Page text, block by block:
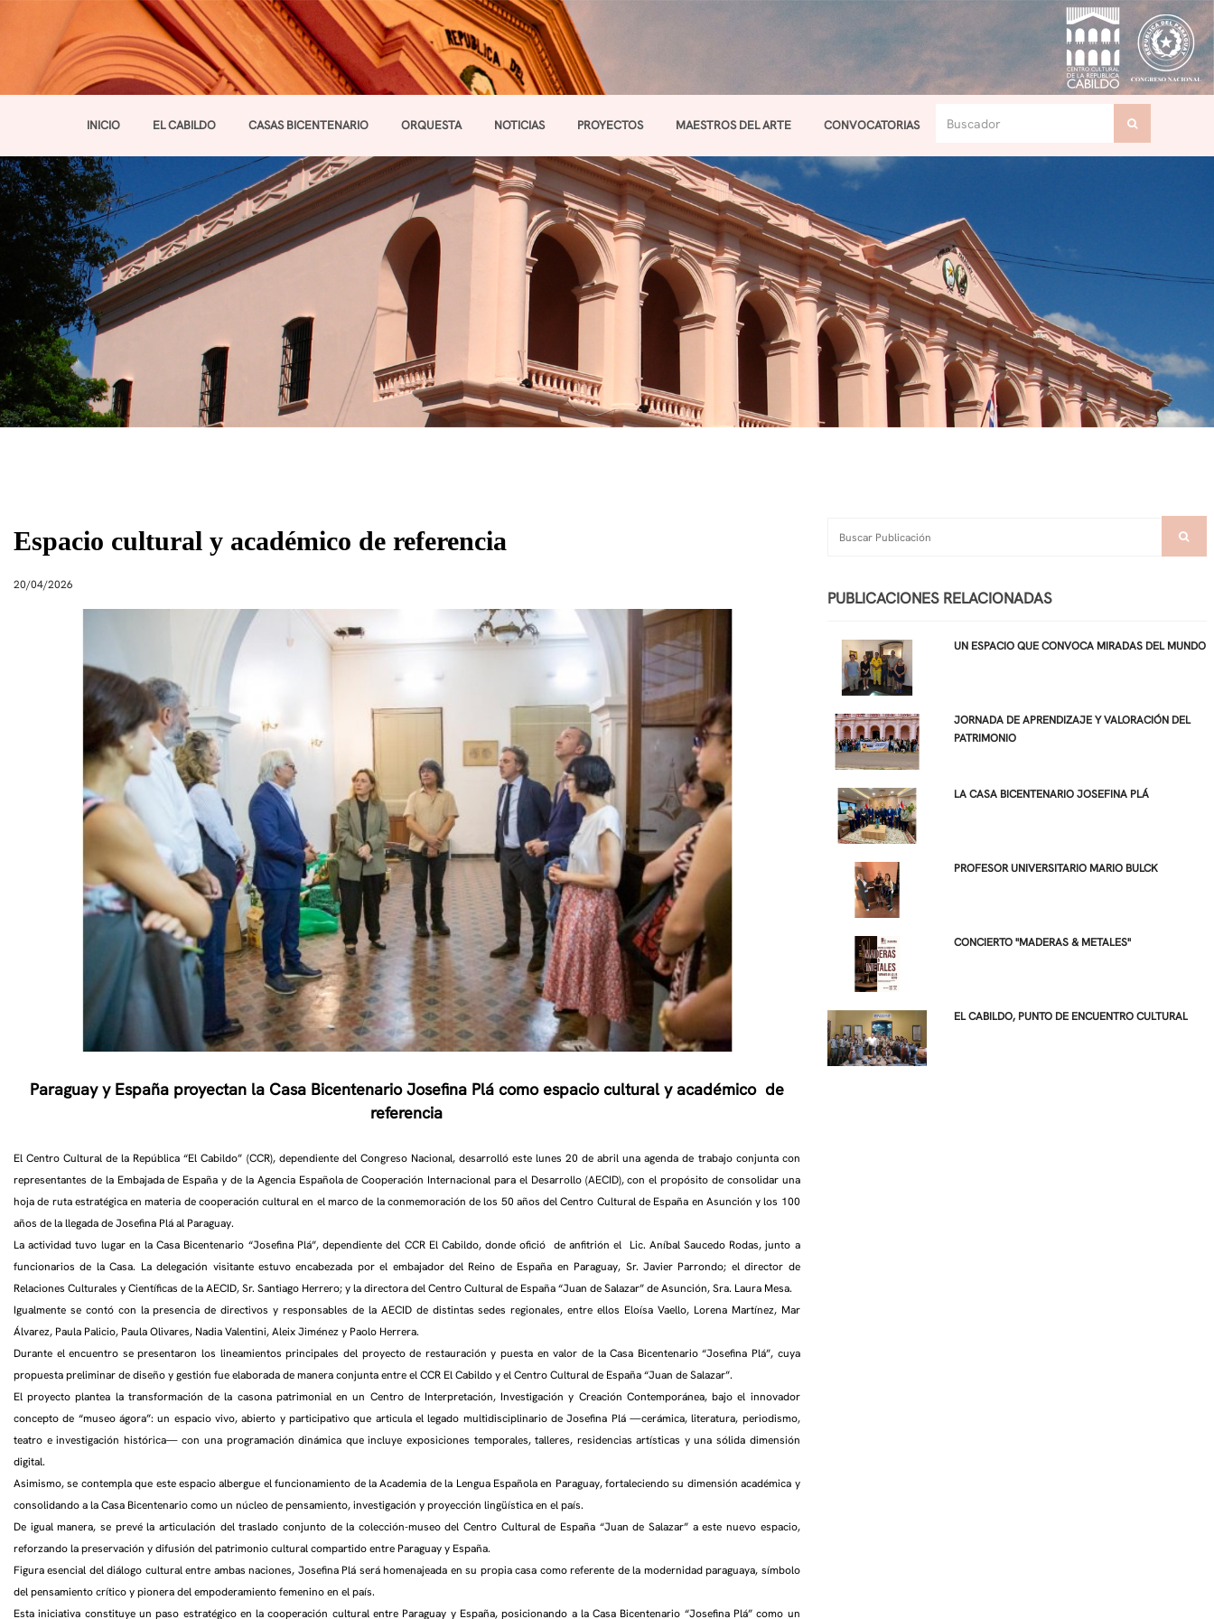
INICIO EL CABILDO
CASAS BICENTENARIO
ORQUESTA
NOTICIAS PROYECTOS MAESTROS DEL ARTE
CONVOCATORIAS
Espacio cultural y académico de referencia
20/04/2026
Paraguay y España proyectan la Casa Bicentenario Josefina Plá como espacio cultural y académico de
referencia
El Centro Cultural de la República “El Cabildo” (CCR), dependiente del Congreso Nacional, desarrolló este lunes 20 de abril una agenda de trabajo conjunta con
representantes de la Embajada de España y de la Agencia Española de Cooperación Internacional para el Desarrollo (AECID), con el propósito de consolidar una
hoja de ruta estratégica en materia de cooperación cultural en el marco de la conmemoración de los 50 años del Centro Cultural de España en Asunción y los 100
años de la llegada de Josefina Plá al Paraguay.
La actividad tuvo lugar en la Casa Bicentenario “Josefina Plá”, dependiente del CCR El Cabildo, donde ofició de anfitrión el Lic. Aníbal Saucedo Rodas, junto a
funcionarios de la Casa. La delegación visitante estuvo encabezada por el embajador del Reino de España en Paraguay, Sr. Javier Parrondo; el director de
Relaciones Culturales y Científicas de la AECID, Sr. Santiago Herrero; y la directora del Centro Cultural de España “Juan de Salazar” de Asunción, Sra. Laura Mesa.
Igualmente se contó con la presencia de directivos y responsables de la AECID de distintas sedes regionales, entre ellos Eloísa Vaello, Lorena Martínez, Mar
Álvarez, Paula Palicio, Paula Olivares, Nadia Valentini, Aleix Jiménez y Paolo Herrera.
Durante el encuentro se presentaron los lineamientos principales del proyecto de restauración y puesta en valor de la Casa Bicentenario “Josefina Plá”, cuya
propuesta preliminar de diseño y gestión fue elaborada de manera conjunta entre el CCR El Cabildo y el Centro Cultural de España “Juan de Salazar”.
El proyecto plantea la transformación de la casona patrimonial en un Centro de Interpretación, Investigación y Creación Contemporánea, bajo el innovador
concepto de “museo ágora”: un espacio vivo, abierto y participativo que articula el legado multidisciplinario de Josefina Plá —cerámica, literatura, periodismo,
teatro e investigación histórica— con una programación dinámica que incluye exposiciones temporales, talleres, residencias artísticas y una sólida dimensión
digital.
Asimismo, se contempla que este espacio albergue el funcionamiento de la Academia de la Lengua Española en Paraguay, fortaleciendo su dimensión académica y
consolidando a la Casa Bicentenario como un núcleo de pensamiento, investigación y proyección lingüística en el país.
De igual manera, se prevé la articulación del traslado conjunto de la colección-museo del Centro Cultural de España “Juan de Salazar” a este nuevo espacio,
reforzando la preservación y difusión del patrimonio cultural compartido entre Paraguay y España.
Figura esencial del diálogo cultural entre ambas naciones, Josefina Plá será homenajeada en su propia casa como referente de la modernidad paraguaya, símbolo
del pensamiento crítico y pionera del empoderamiento femenino en el país.
Esta iniciativa constituye un paso estratégico en la cooperación cultural entre Paraguay y España, posicionando a la Casa Bicentenario “Josefina Plá” como un
PUBLICACIONES RELACIONADAS
UN ESPACIO QUE CONVOCA MIRADAS DEL MUNDO
JORNADA DE APRENDIZAJE Y VALORACIÓN DEL
PATRIMONIO
LA CASA BICENTENARIO JOSEFINA PLÁ
PROFESOR UNIVERSITARIO MARIO BULCK
CONCIERTO "MADERAS & METALES"
EL CABILDO, PUNTO DE ENCUENTRO CULTURAL